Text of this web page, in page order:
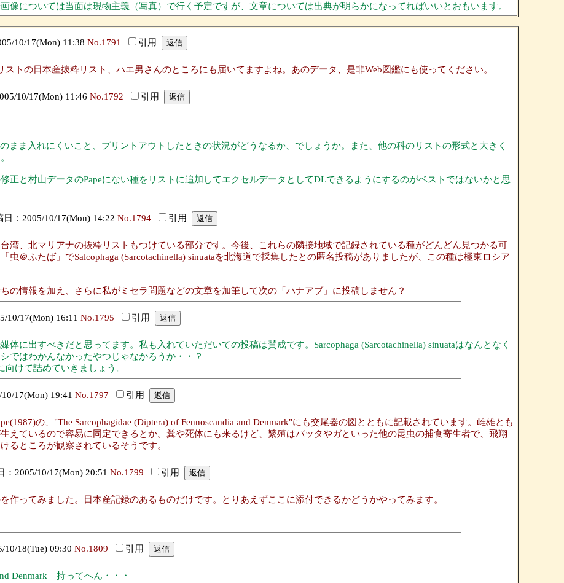
像については当面は現物主義（写真）で行く予定ですが、文章については出典が明らかになってればいいとおもいます。
10/17(Mon) 11:38 No.1791 引用
トの日本産抜粋リスト、ハエ男さんのところにも届いてますよね。あのデータ、是非Web図鑑にも使ってください。
10/17(Mon) 11:46 No.1792 引用
まま入れにくいこと、プリントアウトしたときの状況がどうなるか、でしょうか。また、他の科のリストの形式と大きく
正と村山データのPapeにない種をリストに追加してエクセルデータとしてDLできるようにするのがベストではないかと思
日：2005/10/17(Mon) 14:22 No.1794 引用
湾、北マリアナの抜粋リストもつけている部分です。今後、これらの隣接地域で記録されている種がどんどん見つかる可
虫＠ふたば」でSalcophaga (Sarcotachinella) sinuataを北海道で採集したとの匿名投稿がありましたが、この種は極東ロシア
の情報を加え、さらに私がミセラ問題などの文章を加筆して次の「ハナアブ」に投稿しません？
10/17(Mon) 16:11 No.1795 引用
体に出すべきだと思ってます。私も入れていただいての投稿は賛成です。Sarcophaga (Sarcotachinella) sinuataはなんとなく
ではわかんなかったやつじゃなかろうか・・？
けて詰めていきましょう。
17(Mon) 19:41 No.1797 引用
の、"The Sarcophagidae (Diptera) of Fennoscandia and Denmark"にも交尾器の図とともに記載されています。雌雄とも
えているので容易に同定できるとか。糞や死体にも来るけど、繁殖はバッタやガといった他の昆虫の捕食寄生者で、飛翔
るところが観察されているそうです。
：2005/10/17(Mon) 20:51 No.1799 引用
作ってみました。日本産記録のあるものだけです。とりあえずここに添付できるかどうかやってみます。
10/18(Tue) 09:30 No.1809 引用
Denmark 持ってへん・・・